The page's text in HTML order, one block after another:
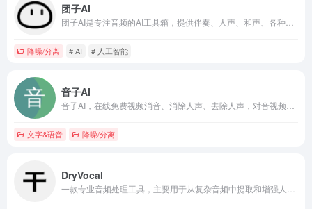
团子AI
降噪/分离 # AI # 人工智能
音子AI
文字&语音 降噪/分离
DryVocal